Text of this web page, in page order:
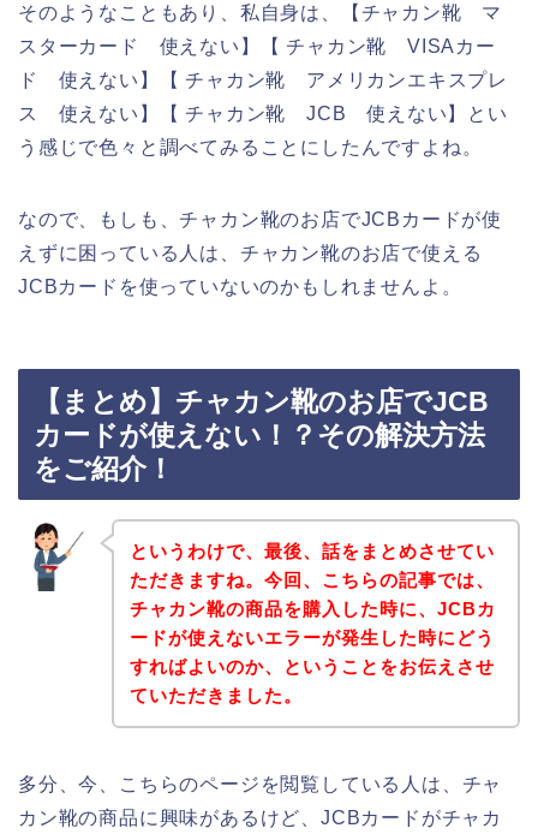
そのようなこともあり、私自身は、【チャカン靴 マ
スターカード 使えない】【 チャカン靴 VISAカー
ド 使えない】【 チャカン靴 アメリカンエキスプレ
ス 使えない】【 チャカン靴 JCB 使えない】とい
う感じで色々と調べてみることにしたんですよね。
なので、もしも、チャカン靴のお店でJCBカードが使
えずに困っている人は、チャカン靴のお店で使える
JCBカードを使っていないのかもしれませんよ。
【まとめ】チャカン靴のお店でJCB
カードが使えない！？その解決方法
をご紹介！
というわけで、最後、話をまとめさせてい
ただきますね。今回、こちらの記事では、
チャカン靴の商品を購入した時に、JCBカ
ードが使えないエラーが発生した時にどう
すればよいのか、ということをお伝えさせ
ていただきました。
多分、今、こちらのページを閲覧している人は、チャ
カン靴の商品に興味があるけど、JCBカードがチャカ